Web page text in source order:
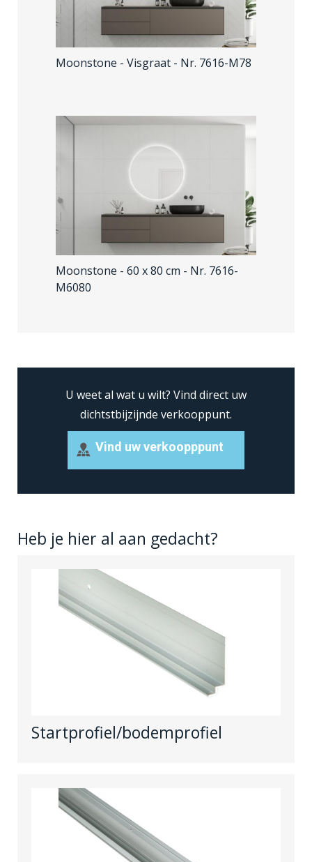
Moonstone - Visgraat - Nr. 7616-M78
Moonstone - 60 x 80 cm - Nr. 7616-
M6080
U weet al wat u wilt? Vind direct uw
dichtstbijzijnde verkooppunt.
Vind uw verkoopppunt
Heb je hier al aan gedacht?
Startprofiel/bodemprofiel